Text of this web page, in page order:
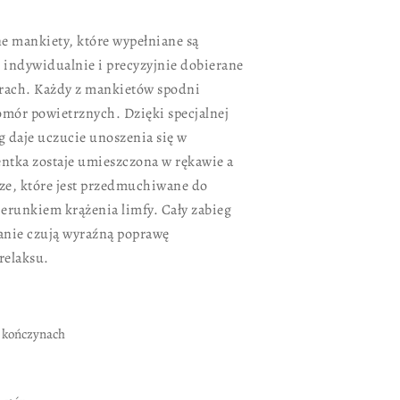
mankiety, które wypełniane są
indywidualnie i precyzyjnie dobierane
Każdy z mankietów spodni
powietrznych. Dzięki specjalnej
uczucie unoszenia się w
zostaje umieszczona w rękawie a
które jest przedmuchiwane do
krążenia limfy. Cały zabieg
czują wyraźną poprawę